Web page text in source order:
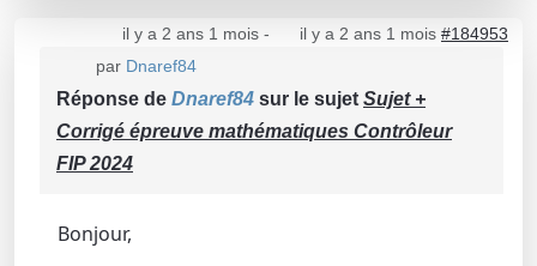
il y a 2 ans 1 mois- il y a 2 ans 1 mois #184953
par Dnaref84
Réponse de Dnaref84 sur le sujet Sujet +
Corrigé épreuve mathématiques Contrôleur
FIP 2024
Bonjour,